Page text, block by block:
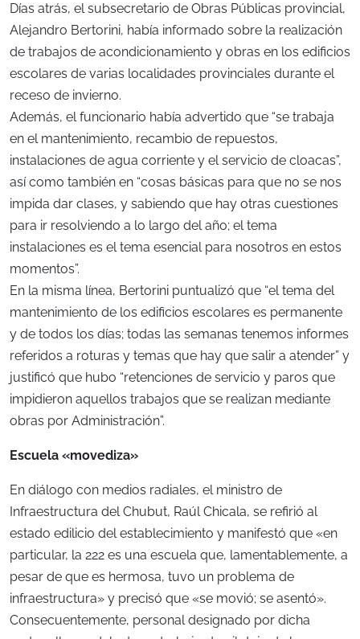
Días atrás, el subsecretario de Obras Públicas provincial,
Alejandro Bertorini, había informado sobre la realización
de trabajos de acondicionamiento y obras en los edificios
escolares de varias localidades provinciales durante el
receso de invierno.
Además, el funcionario había advertido que “se trabaja
en el mantenimiento, recambio de repuestos,
instalaciones de agua corriente y el servicio de cloacas”,
así como también en “cosas básicas para que no se nos
impida dar clases, y sabiendo que hay otras cuestiones
para ir resolviendo a lo largo del año; el tema
instalaciones es el tema esencial para nosotros en estos
momentos”.
En la misma línea, Bertorini puntualizó que “el tema del
mantenimiento de los edificios escolares es permanente
y de todos los días; todas las semanas tenemos informes
referidos a roturas y temas que hay que salir a atender” y
justificó que hubo “retenciones de servicio y paros que
impidieron aquellos trabajos que se realizan mediante
obras por Administración”.
Escuela «movediza»
En diálogo con medios radiales, el ministro de
Infraestructura del Chubut, Raúl Chicala, se refirió al
estado edilicio del establecimiento y manifestó que «en
particular, la 222 es una escuela que, lamentablemente, a
pesar de que es hermosa, tuvo un problema de
infraestructura» y precisó que «se movió; se asentó».
Consecuentemente, personal designado por dicha